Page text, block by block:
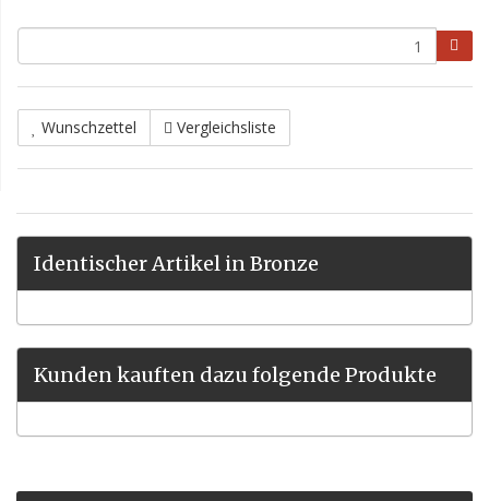
Wunschzettel Vergleichsliste
Identischer Artikel in Bronze
Kunden kauften dazu folgende Produkte